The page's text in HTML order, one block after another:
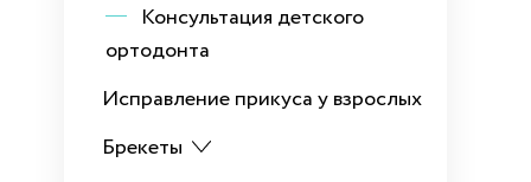
Консультация детского
ортодонта
Исправление прикуса у взрослых
Брекеты